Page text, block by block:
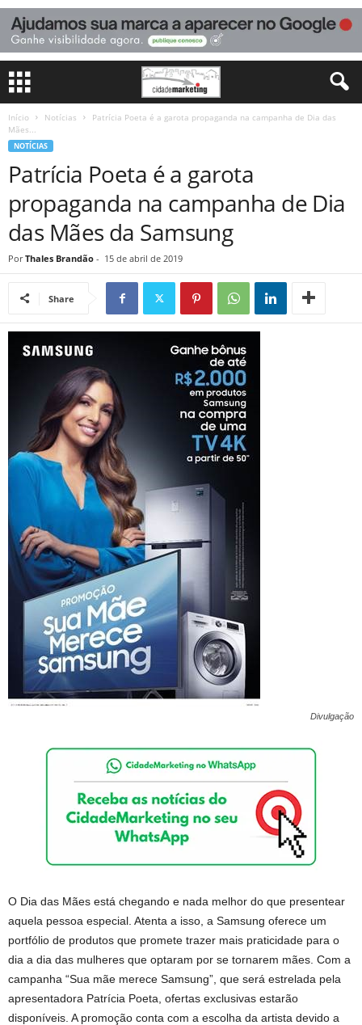
Início Notícias
Patrícia Poeta é a garota propaganda na campanha de Dia das
Mães...
NOTÍCIAS
Patrícia Poeta é a garota
propaganda na campanha de Dia
das Mães da Samsung
Por Thales Brandão - 15 de abril de 2019
Share
Divulgação
O Dia das Mães está chegando e nada melhor do que presentear
aquela pessoa especial. Atenta a isso, a Samsung oferece um
portfólio de produtos que promete trazer mais praticidade para o
dia a dia das mulheres que optaram por se tornarem mães. Com a
campanha “Sua mãe merece Samsung”, que será estrelada pela
apresentadora Patrícia Poeta, ofertas exclusivas estarão
disponíveis. A promoção conta com a escolha da artista devido a